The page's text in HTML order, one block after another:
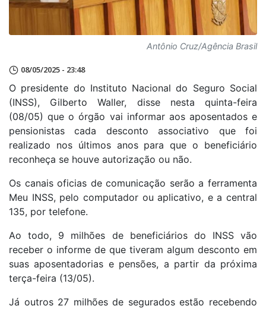
Antônio Cruz/Agência Brasil
08/05/2025 - 23:48
O presidente do Instituto Nacional do Seguro Social
(INSS), Gilberto Waller, disse nesta quinta-feira
(08/05) que o órgão vai informar aos aposentados e
pensionistas cada desconto associativo que foi
realizado nos últimos anos para que o beneficiário
reconheça se houve autorização ou não.
Os canais oficias de comunicação serão a ferramenta
Meu INSS, pelo computador ou aplicativo, e a central
135, por telefone.
Ao todo, 9 milhões de beneficiários do INSS vão
receber o informe de que tiveram algum desconto em
suas aposentadorias e pensões, a partir da próxima
terça-feira (13/05).
Já outros 27 milhões de segurados estão recebendo